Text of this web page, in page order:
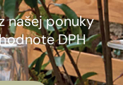
našej ponuky
DPH